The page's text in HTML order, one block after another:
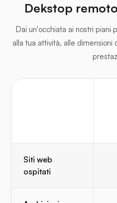
Dekstop
Dai un'occhiata ai nostri piani
alla tua attività, alle dimensioni
Siti web
ospitati